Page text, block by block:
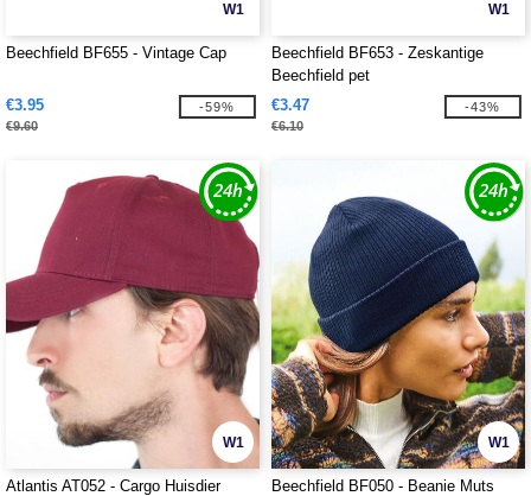
W1
Beechfield BF655 - Vintage Cap
€3.95
€9.60
-59%
W1
Beechfield BF653 - Zeskantige
Beechfield pet
€3.47
€6.10
-43%
W1
Atlantis AT052 - Cargo Huisdier
W1
Beechfield BF050 - Beanie Muts